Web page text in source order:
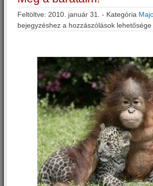
Feltöltve: 2010. január 31. - Kategória
bejegyzéshez a hozzászólások